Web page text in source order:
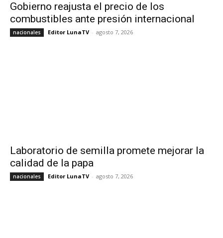
Gobierno reajusta el precio de los
combustibles ante presión internacional
nacionales Editor LunaTV - agosto 7, 2026
Laboratorio de semilla promete mejorar la
calidad de la papa
nacionales Editor LunaTV - agosto 7, 2026